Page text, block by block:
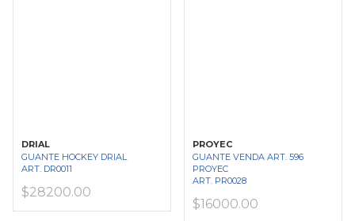
DRIAL
GUANTE HOCKEY DRIAL
ART. DR0011
$28200.00
PROYEC
GUANTE VENDA ART. 596
PROYEC
ART. PR0028
$16000.00